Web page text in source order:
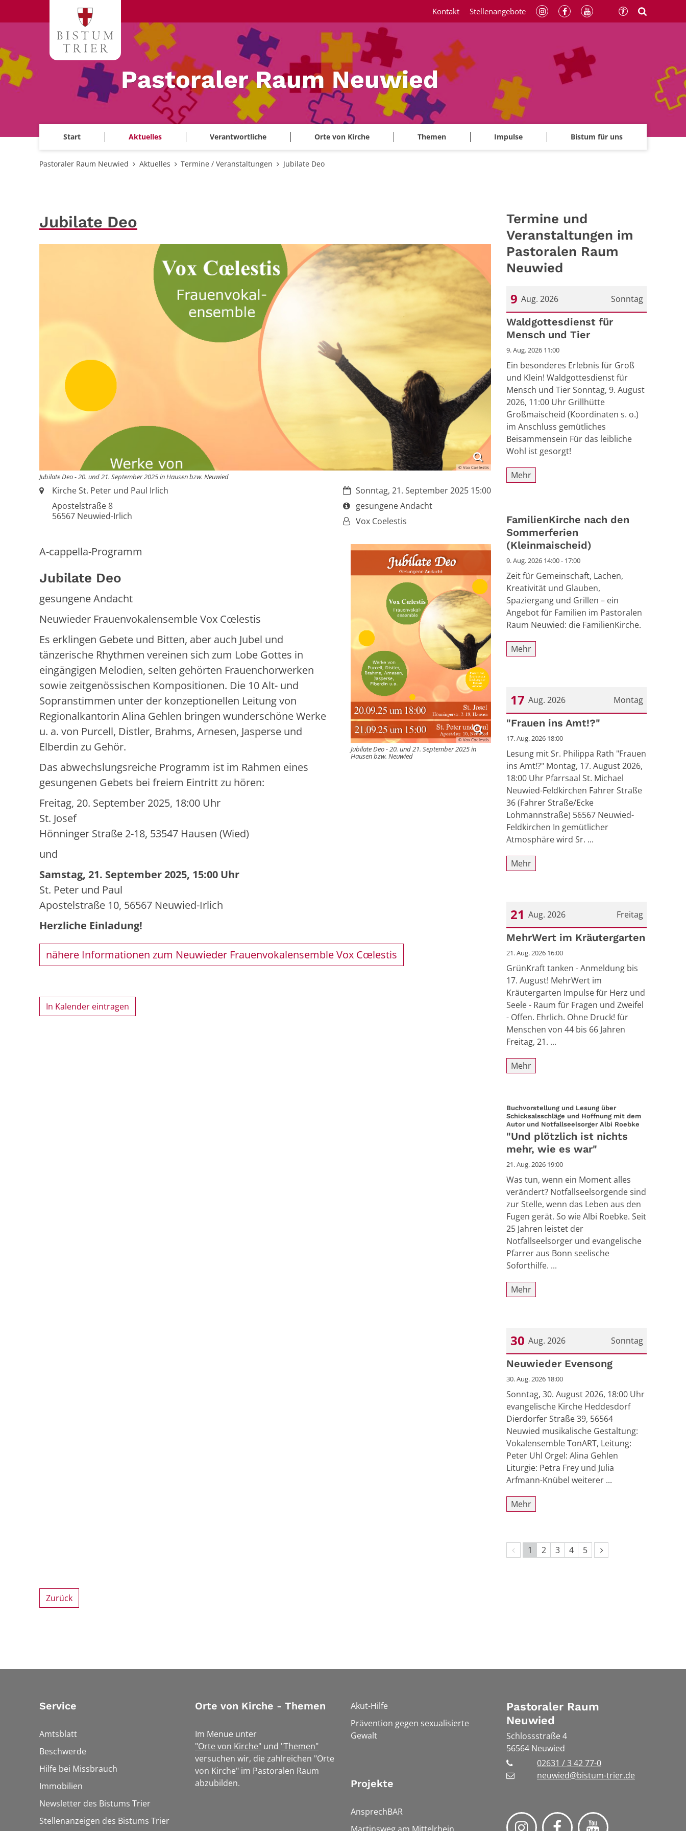
Pastoraler Raum Neuwied
Start Aktuelles Verantwortliche Orte von Kirche Themen Impulse Bistum für uns
Kontakt Stellenangebote
Pastoraler Raum Neuwied Aktuelles Termine / Veranstaltungen Jubilate Deo
Jubilate Deo
© Vox Coelestis
Jubilate Deo - 20. und 21. September 2025 in Hausen bzw. Neuwied
Datum:Sonntag, 21. September 2025 15:00
Art bzw. Nummer:
gesungene Andacht
Von:Vox Coelestis
Ort:Kirche St. Peter und Paul Irlich
Apostelstraße 8
56567 Neuwied-Irlich
© Vox Coelestis
Jubilate Deo - 20. und 21. September 2025 in
Hausen bzw. Neuwied
A-cappella-Programm
Jubilate Deo
gesungene Andacht
Neuwieder Frauenvokalensemble Vox Cœlestis
Es erklingen Gebete und Bitten, aber auch Jubel und
tänzerische Rhythmen vereinen sich zum Lobe Gottes in
eingängigen Melodien, selten gehörten Frauenchorwerken
sowie zeitgenössischen Kompositionen. Die 10 Alt- und
Sopranstimmen unter der konzeptionellen Leitung von
Regionalkantorin Alina Gehlen bringen wunderschöne Werke
u. a. von Purcell, Distler, Brahms, Arnesen, Jasperse und
Elberdin zu Gehör.
Das abwechslungsreiche Programm ist im Rahmen eines
gesungenen Gebets bei freiem Eintritt zu hören:
Freitag, 20. September 2025, 18:00 Uhr
St. Josef
Hönninger Straße 2-18, 53547 Hausen (Wied)
und
Samstag, 21. September 2025, 15:00 Uhr
St. Peter und Paul
Apostelstraße 10, 56567 Neuwied-Irlich
Herzliche Einladung!
nähere Informationen zum Neuwieder Frauenvokalensemble Vox Cœlestis
In Kalender eintragen
Termine und
Veranstaltungen im
Pastoralen Raum
Neuwied
Sonntag
9 Aug. 2026
Datum: 9. August 2026
Waldgottesdienst für
Mensch und Tier
9. Aug. 2026 11:00
Ein besonderes Erlebnis für Groß
und Klein! Waldgottesdienst für
Mensch und Tier Sonntag, 9. August
2026, 11:00 Uhr Grillhütte
Großmaischeid (Koordinaten s. o.)
im Anschluss gemütliches
Beisammensein Für das leibliche
Wohl ist gesorgt!
Mehr
FamilienKirche nach den
Sommerferien
(Kleinmaischeid)
9. Aug. 2026 14:00 - 17:00
Zeit für Gemeinschaft, Lachen,
Kreativität und Glauben,
Spaziergang und Grillen – ein
Angebot für Familien im Pastoralen
Raum Neuwied: die FamilienKirche.
Mehr
Montag
17 Aug. 2026
Datum: 17. August 2026
"Frauen ins Amt!?"
17. Aug. 2026 18:00
Lesung mit Sr. Philippa Rath "Frauen
ins Amt!?" Montag, 17. August 2026,
18:00 Uhr Pfarrsaal St. Michael
Neuwied-Feldkirchen Fahrer Straße
36 (Fahrer Straße/Ecke
Lohmannstraße) 56567 Neuwied-
Feldkirchen In gemütlicher
Atmosphäre wird Sr. ...
Mehr
Freitag
21 Aug. 2026
Datum: 21. August 2026
MehrWert im Kräutergarten
21. Aug. 2026 16:00
GrünKraft tanken - Anmeldung bis
17. August! MehrWert im
Kräutergarten Impulse für Herz und
Seele - Raum für Fragen und Zweifel
- Offen. Ehrlich. Ohne Druck! für
Menschen von 44 bis 66 Jahren
Freitag, 21. ...
Mehr
Buchvorstellung und Lesung über
Schicksalsschläge und Hoffnung mit dem
Autor und Notfallseelsorger Albi Roebke
"Und plötzlich ist nichts
mehr, wie es war"
21. Aug. 2026 19:00
Was tun, wenn ein Moment alles
verändert? Notfallseelsorgende sind
zur Stelle, wenn das Leben aus den
Fugen gerät. So wie Albi Roebke. Seit
25 Jahren leistet der
Notfallseelsorger und evangelische
Pfarrer aus Bonn seelische
Soforthilfe. ...
Mehr
Sonntag
30 Aug. 2026
Datum: 30. August 2026
Neuwieder Evensong
30. Aug. 2026 18:00
Sonntag, 30. August 2026, 18:00 Uhr
evangelische Kirche Heddesdorf
Dierdorfer Straße 39, 56564
Neuwied musikalische Gestaltung:
Vokalensemble TonART, Leitung:
Peter Uhl Orgel: Alina Gehlen
Liturgie: Petra Frey und Julia
Arfmann-Knübel weiterer ...
Mehr
Vorherige Seite
1 2 3 4 5 Nächste Seite
Zurück
Service
Amtsblatt
Beschwerde
Hilfe bei Missbrauch
Immobilien
Newsletter des Bistums Trier
Stellenanzeigen des Bistums Trier
Orte von Kirche - Themen
Im Menue unter
"Orte von Kirche" und "Themen"
versuchen wir, die zahlreichen "Orte
von Kirche" im Pastoralen Raum
abzubilden.
Akut-Hilfe
Prävention gegen sexualisierte
Gewalt
Projekte
AnsprechBAR
Pastoraler Raum
Neuwied
Schlossstraße 4
56564 Neuwied
02631 / 3 42 77-0
neuwied@bistum-trier.de